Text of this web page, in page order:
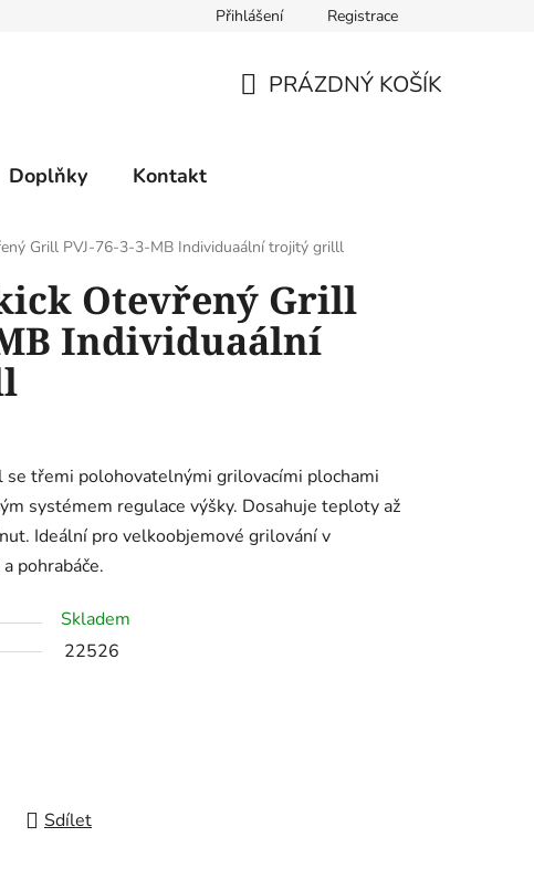
Přihlášení Registrace
PRÁZDNÝ KOŠÍK
Doplňky Kontakt
Grill PVJ-76-3-3-MB Individuaální trojitý grilll
Otevřený Grill
MB Individuaální
se třemi polohovatelnými grilovacími plochami
systémem regulace výšky. Dosahuje teploty až
Ideální pro velkoobjemové grilování v
pohrabáče.
Skladem
22526
Sdílet